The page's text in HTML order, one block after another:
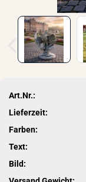
Art.Nr.:
Lieferzeit:
Farben:
Text:
Bild: